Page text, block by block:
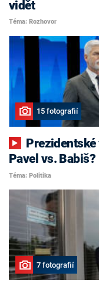
vidět
Téma: Rozhovor
15 fotografií
Pavel vs.
Téma: Politika
7 fotografií